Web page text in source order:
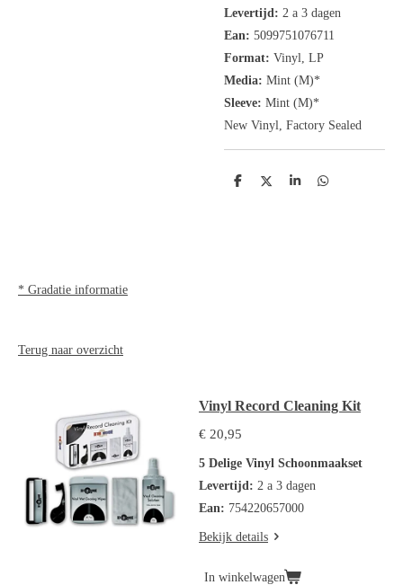
Levertijd: 2 a 3 dagen
Ean: 5099751076711
Format: Vinyl, LP
Media: Mint (M)*
Sleeve: Mint (M)*
New Vinyl, Factory Sealed
D
D
S
D
* Gradatie informatie
Terug naar overzicht
Vinyl Record Cleaning Kit
€ 20,95
5 Delige Vinyl Schoonmaakset
Levertijd: 2 a 3 dagen
Ean: 754220657000
Bekijk details
In winkelwagen